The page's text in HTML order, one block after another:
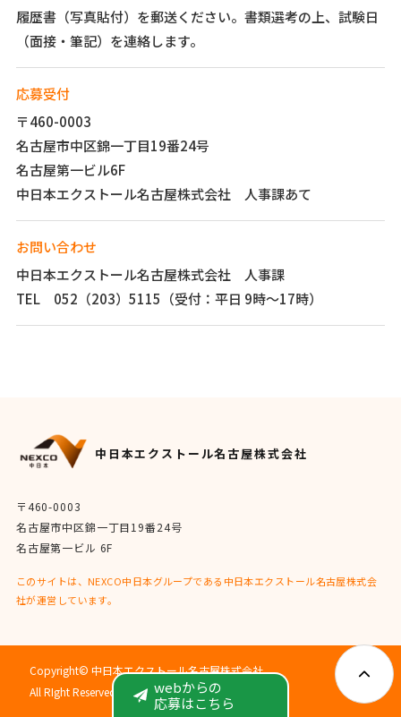
履歴書（写真貼付）を郵送ください。書類選考の上、試験日
（面接・筆記）を連絡します。
応募受付
〒460-0003
名古屋市中区錦一丁目19番24号
名古屋第一ビル6F
中日本エクストール名古屋株式会社 人事課あて
お問い合わせ
中日本エクストール名古屋株式会社 人事課
TEL 052（203）5115（受付：平日 9時～17時）
webからの
応募はこちら
中日本エクストール名古屋株式会社
〒460-0003
名古屋市中区錦一丁目19番24号
名古屋第一ビル 6F
このサイトは、NEXCO中日本グループである中日本エクストール名古屋株式会
社が運営しています。
Copyright© 中日本エクストール名古屋株式会社
All RIght Reserved.